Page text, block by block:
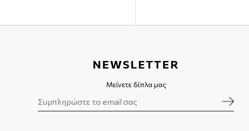
NEWSLETTER
Μείνετε δίπλα μας